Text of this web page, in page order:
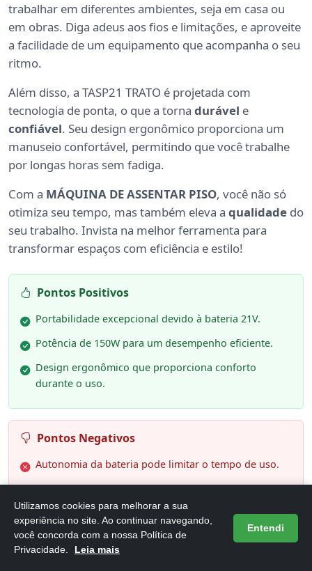
trabalhar em diferentes ambientes, seja em casa ou
em obras. Diga adeus aos fios e limitações, e aproveite
a facilidade de um equipamento que acompanha o seu
ritmo.
Além disso, a TASP21 TRATO é projetada com
tecnologia de ponta, o que a torna durável e
confiável. Seu design ergonômico proporciona um
manuseio confortável, permitindo que você trabalhe
por longas horas sem fadiga.
Com a MÁQUINA DE ASSENTAR PISO, você não só
otimiza seu tempo, mas também eleva a qualidade do
seu trabalho. Invista na melhor ferramenta para
transformar espaços com eficiência e estilo!
Pontos Positivos
Portabilidade excepcional devido à bateria 21V.
Potência de 150W para um desempenho eficiente.
Design ergonômico que proporciona conforto
durante o uso.
Pontos Negativos
Autonomia da bateria pode limitar o tempo de uso.
Requer cuidado na manutenção para garantir
durabilidade.
Utilizamos cookies para melhorar a sua
experiência no site. Ao continuar navegando,
você concorda com a nossa Política de
Privacidade.
Leia mais
Entendi